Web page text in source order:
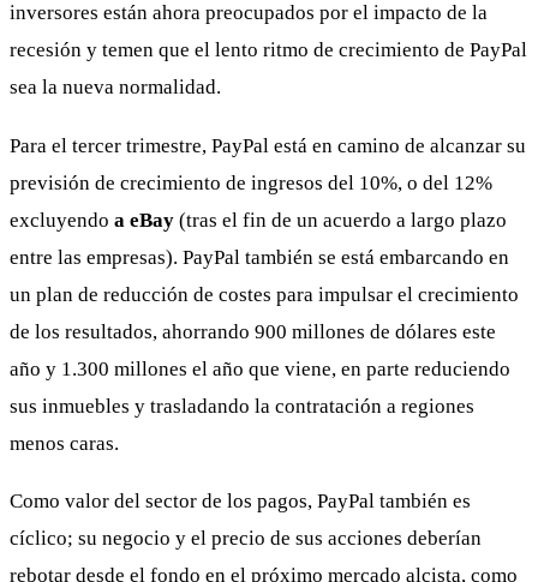
inversores están ahora preocupados por el impacto de la
recesión y temen que el lento ritmo de crecimiento de PayPal
sea la nueva normalidad.
Para el tercer trimestre, PayPal está en camino de alcanzar su
previsión de crecimiento de ingresos del 10%, o del 12%
excluyendo a eBay (tras el fin de un acuerdo a largo plazo
entre las empresas). PayPal también se está embarcando en
un plan de reducción de costes para impulsar el crecimiento
de los resultados, ahorrando 900 millones de dólares este
año y 1.300 millones el año que viene, en parte reduciendo
sus inmuebles y trasladando la contratación a regiones
menos caras.
Como valor del sector de los pagos, PayPal también es
cíclico; su negocio y el precio de sus acciones deberían
rebotar desde el fondo en el próximo mercado alcista, como